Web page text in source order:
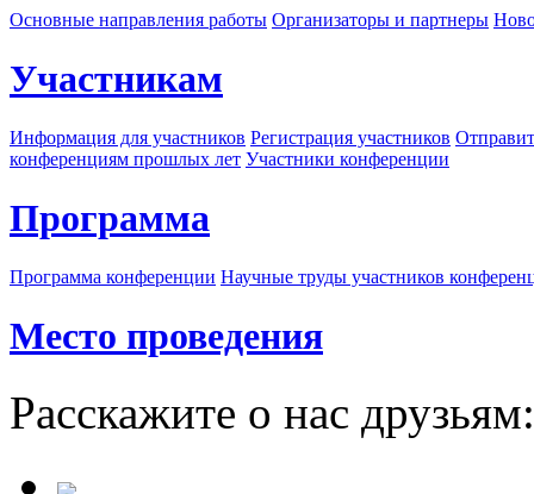
Основные направления работы Организаторы и партнеры
Участникам
Информация для участников Регистрация участников
конференциям прошлых лет Участники конференции
Программа
Программа конференции Научные труды участников
Место проведения
Расскажите о нас друзьям: